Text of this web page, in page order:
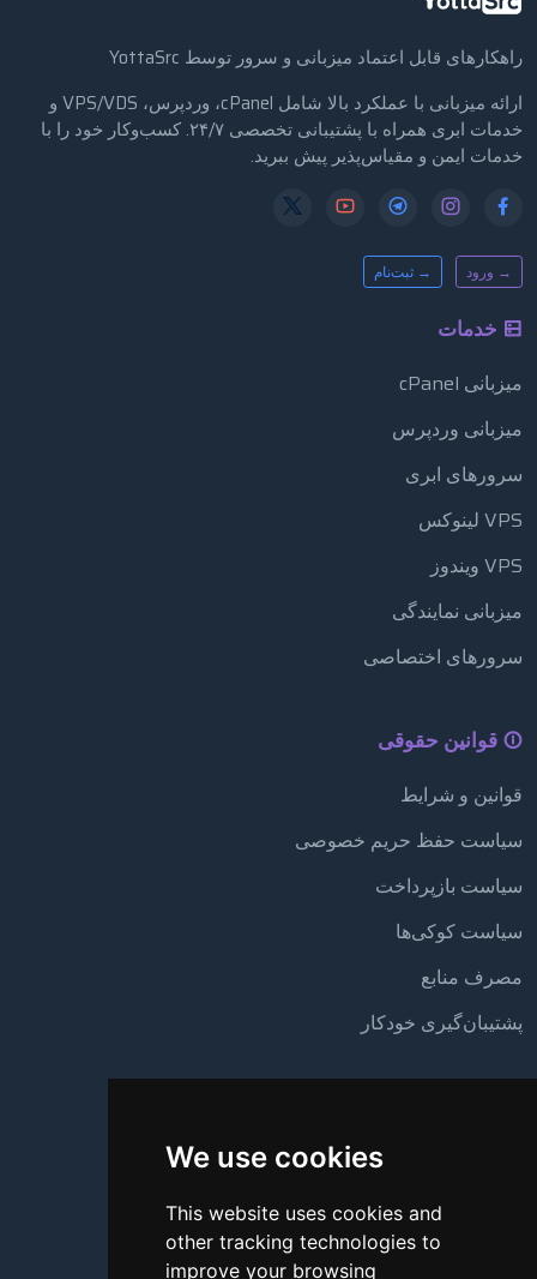
We use cookies
This website uses cookies and
other tracking technologies to
improve your browsing
راهکارهای قابل اعتماد میزبانی و سرور توسط YottaSrc
ارائه میزبانی با عملکرد بالا شامل cPanel، وردپرس، VPS/VDS و
خدمات ابری همراه با پشتیبانی تخصصی ۲۴/۷. کسب‌وکار خود را با
خدمات ایمن و مقیاس‌پذیر پیش ببرید.
→ ورود → ثبت‌نام
خدمات
میزبانی cPanel
میزبانی وردپرس
سرورهای ابری
VPS لینوکس
VPS ویندوز
میزبانی نمایندگی
سرورهای اختصاصی
قوانین حقوقی
قوانین و شرایط
سیاست حفظ حریم خصوصی
سیاست بازپرداخت
سیاست کوکی‌ها
مصرف منابع
پشتیبان‌گیری خودکار
تماس با ما
سؤالات متداول